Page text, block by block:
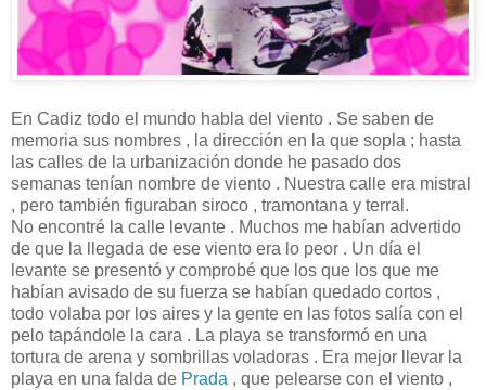
En Cadiz todo el mundo habla del viento . Se saben de
memoria sus nombres , la dirección en la que sopla ; hasta
las calles de la urbanización donde he pasado dos
semanas tenían nombre de viento . Nuestra calle era mistral
, pero también figuraban siroco , tramontana y terral.
No encontré la calle levante . Muchos me habían advertido
de que la llegada de ese viento era lo peor . Un día el
levante se presentó y comprobé que los que los que me
habían avisado de su fuerza se habían quedado cortos ,
todo volaba por los aires y la gente en las fotos salía con el
pelo tapándole la cara . La playa se transformó en una
tortura de arena y sombrillas voladoras . Era mejor llevar la
playa en una falda de Prada , que pelearse con el viento ,